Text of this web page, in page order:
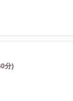
分)